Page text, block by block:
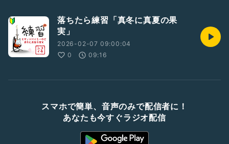
落ちたら練習「真冬に真夏の果
実」
2026-02-07 09:00:04
0
09:16
スマホで簡単、音声のみで配信者に！
あなたも今すぐラジオ配信